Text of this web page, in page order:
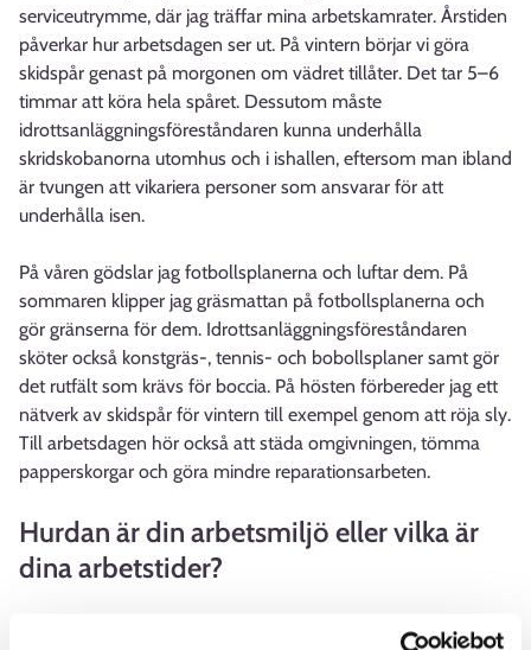
serviceutrymme, där jag träffar mina arbetskamrater. Årstiden
påverkar hur arbetsdagen ser ut. På vintern börjar vi göra
skidspår genast på morgonen om vädret tillåter. Det tar 5–6
timmar att köra hela spåret. Dessutom måste
idrottsanläggningsföreståndaren kunna underhålla
skridskobanorna utomhus och i ishallen, eftersom man ibland
är tvungen att vikariera personer som ansvarar för att
underhålla isen.
På våren gödslar jag fotbollsplanerna och luftar dem. På
sommaren klipper jag gräsmattan på fotbollsplanerna och
gör gränserna för dem. Idrottsanläggningsföreståndaren
sköter också konstgräs-, tennis- och bobollsplaner samt gör
det rutfält som krävs för boccia. På hösten förbereder jag ett
nätverk av skidspår för vintern till exempel genom att röja sly.
Till arbetsdagen hör också att städa omgivningen, tömma
papperskorgar och göra mindre reparationsarbeten.
Hurdan är din arbetsmiljö eller vilka är
dina arbetstider?
I huvudsak är jag ute oberoende väder och ofta kör jag med